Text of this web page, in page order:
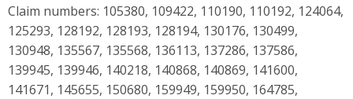
Claim numbers: 105380, 109422, 110190, 110192, 124064,
125293, 128192, 128193, 128194, 130176, 130499,
130948, 135567, 135568, 136113, 137286, 137586,
139945, 139946, 140218, 140868, 140869, 141600,
141671, 145655, 150680, 159949, 159950, 164785,